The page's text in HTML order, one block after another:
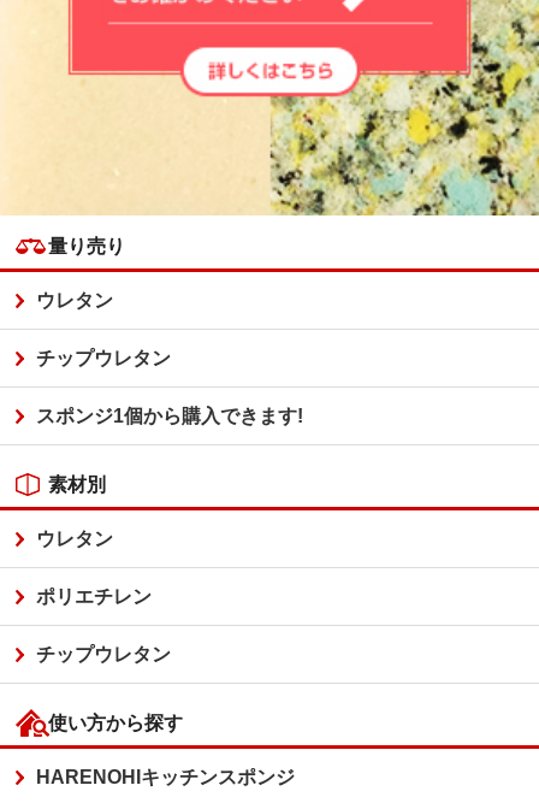
量り売り
ウレタン
チップウレタン
スポンジ1個から購入できます!
素材別
ウレタン
ポリエチレン
チップウレタン
使い方から探す
HARENOHIキッチンスポンジ